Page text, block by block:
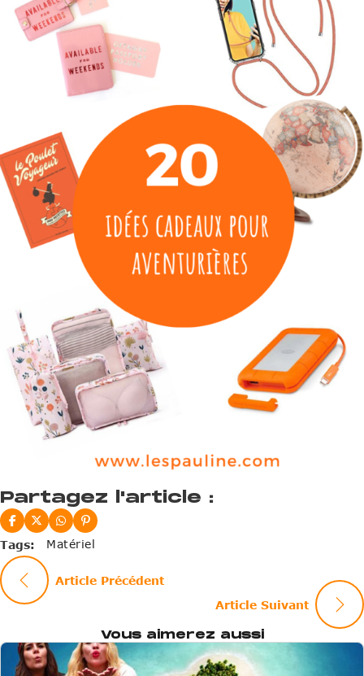
Partagez l'article :
Tags: Matériel
Article Précédent
Article Suivant
Vous aimerez aussi